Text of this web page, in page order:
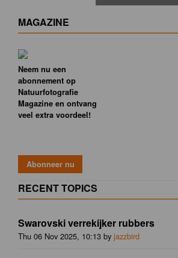
MAGAZINE
Neem nu een
abonnement op
Natuurfotografie
Magazine en ontvang
veel extra voordeel!
RECENT TOPICS
Swarovski verrekijker rubbers
Thu 06 Nov 2025, 10:13 by jazzbird